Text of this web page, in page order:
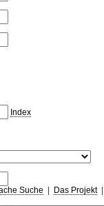
Index
Suche Das Projekt|